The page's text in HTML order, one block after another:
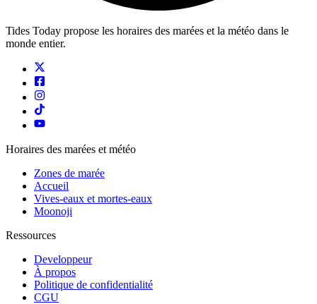
Tides Today propose les horaires des marées et la météo dans le
monde entier.
Horaires des marées et météo
Zones de marée
Accueil
Vives-eaux et mortes-eaux
Moonoji
Ressources
Developpeur
À propos
Politique de confidentialité
CGU